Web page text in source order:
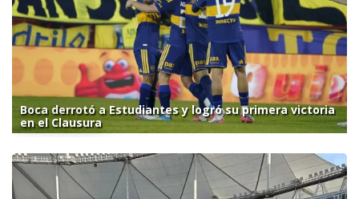
Boca derrotó a Estudiantes y logró su primera victoria
en el Clausura